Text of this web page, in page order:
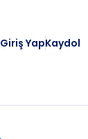
Giriş YapKaydol